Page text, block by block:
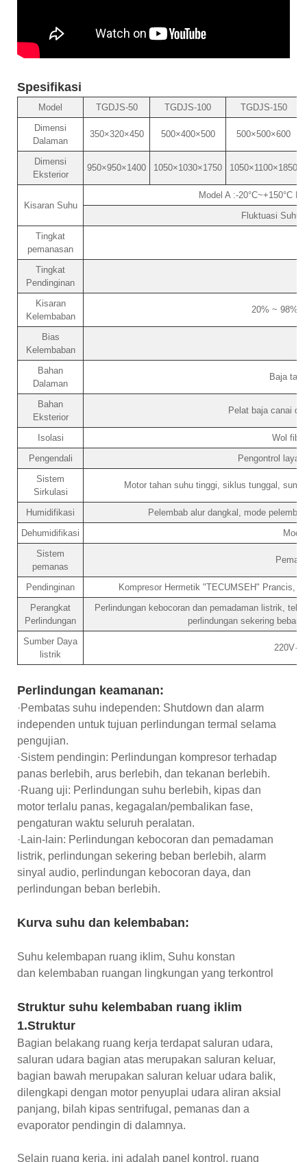
Spesifikasi
Model TGDJS-50 TGDJS-100
TGDJS-150
Dimensi
Dalaman
350×320×450 500×400×500 500×500×600
Dimensi
Eksterior
950×950×1400 1050×1030×1750 1050×1100×1850
Kisaran Suhu
Model A :-20°C~+150°C
Fluktuasi Suhu:
Tingkat
pemanasan
Tingkat
Pendinginan
Kisaran
Kelembaban
20% ~ 98%
Bias
Kelembaban
Bahan
Dalaman
Baja
Bahan
Eksterior
Pelat baja canai
Isolasi
Wol
Pengendali
Pengontrol layar
Sistem
Sirkulasi
Motor tahan suhu tinggi, siklus tunggal,
Humidifikasi
Pelembab alur dangkal, mode
Dehumidifikasi
Sistem
pemanas
Pendinginan
Kompresor Hermetik "TECUMSEH" Prancis,
Perangkat
Perlindungan
Perlindungan kebocoran dan pemadaman listrik,
perlindungan sekering beban
Sumber Daya
listrik
Perlindungan keamanan:
·Pembatas suhu independen: Shutdown dan alarm
independen untuk tujuan perlindungan termal selama
pengujian.
·Sistem pendingin: Perlindungan kompresor terhadap
panas berlebih, arus berlebih, dan tekanan berlebih.
·Ruang uji: Perlindungan suhu berlebih, kipas dan
motor terlalu panas, kegagalan/pembalikan fase,
pengaturan waktu seluruh peralatan.
·Lain-lain: Perlindungan kebocoran dan pemadaman
listrik, perlindungan sekering beban berlebih, alarm
sinyal audio, perlindungan kebocoran daya, dan
perlindungan beban berlebih.
Kurva suhu dan kelembaban:
Suhu kelembapan ruang iklim, Suhu konstan
dan kelembaban ruangan lingkungan yang terkontrol
Struktur suhu kelembaban ruang iklim
1.Struktur
Bagian belakang ruang kerja terdapat saluran udara,
saluran udara bagian atas merupakan saluran keluar,
bagian bawah merupakan saluran keluar udara balik,
dilengkapi dengan motor penyuplai udara aliran aksial
panjang, bilah kipas sentrifugal, pemanas dan a
evaporator pendingin di dalamnya.
Selain ruang kerja, ini adalah panel kontrol, ruang